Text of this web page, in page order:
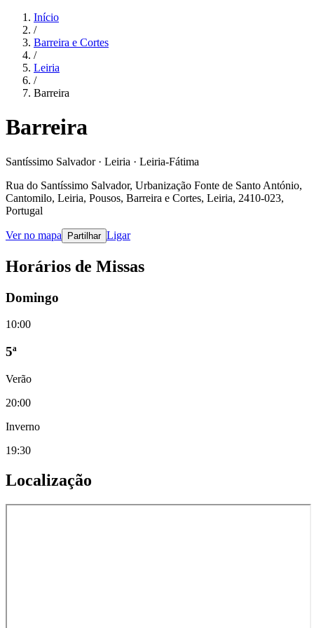
Início
/
Barreira e Cortes
/
Leiria
/
Barreira
Barreira
Santíssimo Salvador · Leiria · Leiria-Fátima
Rua do Santíssimo Salvador, Urbanização Fonte de Santo António,
Cantomilo, Leiria, Pousos, Barreira e Cortes, Leiria, 2410-023,
Portugal
Ver no mapa Partilhar Ligar
Horários de Missas
Domingo
10:00
5ª
Verão
20:00
Inverno
19:30
Localização